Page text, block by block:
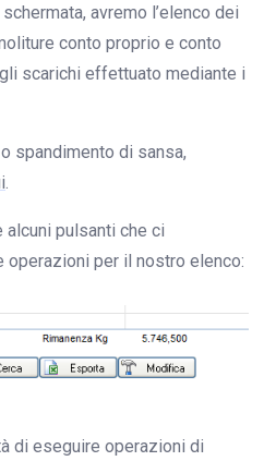
avremo l’elenco dei
conto proprio e conto
scarichi effettuato mediante i
spandimento di sansa,
pulsanti che ci
per il nostro elenco:
di eseguire operazioni di